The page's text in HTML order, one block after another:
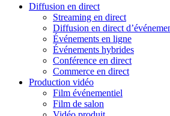
Menu
Diffusion en direct
Streaming en direct
Diffusion en direct
Événements en ligne
Événements hybrides
Conférence en direct
Commerce en direct
Production vidéo
Film événementiel
Film de salon